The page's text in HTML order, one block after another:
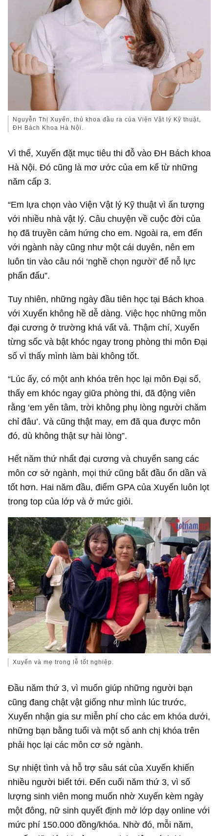
Nguyễn Thị Xuyến, thủ khoa đầu ra của Viện Vật lý Kỹ thuật,
ĐH Bách Khoa Hà Nội.
Vì thế, Xuyến đặt mục tiêu thi đỗ vào ĐH Bách khoa
Hà Nội. Đó cũng là mơ ước của em kể từ những
năm cấp 3.
“Em lựa chọn vào Viện Vật lý Kỹ thuật vì ấn tượng
với nhiều nhà vật lý. Câu chuyện về cuộc đời của
họ đã truyền cảm hứng cho em. Ngoài ra, em đến
với ngành này cũng như một cái duyên, nên em
luôn tin vào câu nói ‘nghề chọn người’ để nỗ lực
phấn đấu”.
Tuy nhiên, những ngày đầu tiên học tại Bách khoa
với Xuyến không hề dễ dàng. Việc học những môn
đại cương ở trường khá vất vả. Thậm chí, Xuyến
từng sốc và bật khóc ngay trong phòng thi môn Đại
số vì thấy mình làm bài không tốt.
“Lúc ấy, có một anh khóa trên học lại môn Đại số,
thấy em khóc ngay giữa phòng thi, đã động viên
rằng ‘em yên tâm, trời không phụ lòng người chăm
chỉ đâu’. Và cũng thật may, em đã qua được môn
đó, dù không thật sự hài lòng”.
Hết năm thứ nhất đại cương và chuyển sang các
môn cơ sở ngành, mọi thứ cũng bắt đầu ổn dần và
tốt hơn. Hai năm đầu, điểm GPA của Xuyến luôn lọt
trong top của lớp và ở mức giỏi.
Xuyến và mẹ trong lễ tốt nghiệp.
Đầu năm thứ 3, vì muốn giúp những người bạn
cũng đang chật vật giống như mình lúc trước,
Xuyến nhận gia sư miễn phí cho các em khóa dưới,
những bạn bằng tuổi và một số anh chị khóa trên
phải học lại các môn cơ sở ngành.
Sự nhiệt tình và hỗ trợ sâu sát của Xuyến khiến
nhiều người biết tới. Đến cuối năm thứ 3, vì số
lượng sinh viên mong muốn nhờ Xuyến kèm ngày
một đông, nữ sinh quyết định mở lớp dạy online với
mức phí 150.000 đồng/khóa. Nhờ đó, mỗi năm,